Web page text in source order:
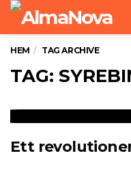
HEM TAG ARCHIVE
TAG:
Ett